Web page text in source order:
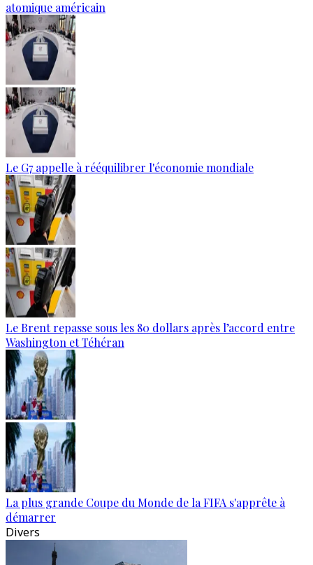
atomique américain
Le G7 appelle à rééquilibrer l'économie mondiale
Le Brent repasse sous les 80 dollars après l’accord entre
Washington et Téhéran
La plus grande Coupe du Monde de la FIFA s'apprête à
démarrer
Divers